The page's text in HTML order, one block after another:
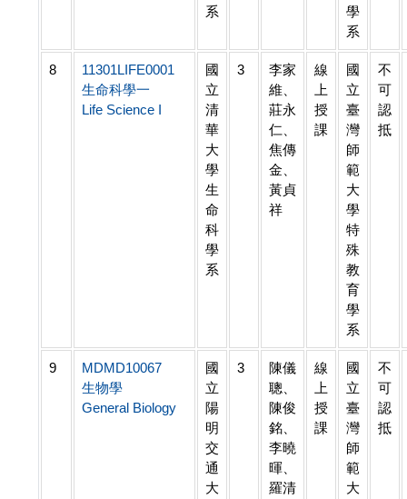
系
學
系
8
11301LIFE0001
生命科學一
Life Science I
國
立
清
華
大
學
生
命
科
學
系
3
李家
維、
莊永
仁、
焦傳
金、
黃貞
祥
線
上
授
課
國
立
臺
灣
師
範
大
學
特
殊
教
育
學
系
不
可
認
抵
9
MDMD10067
生物學
General Biology
國
立
陽
明
交
通
大
3
陳儀
聰、
陳俊
銘、
李曉
暉、
羅清
線
上
授
課
國
立
臺
灣
師
範
大
不
可
認
抵